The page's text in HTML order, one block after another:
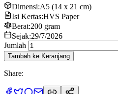
Dimensi:A5 (14 x 21 cm)
Isi Kertas:HVS Paper
Berat:200 gram
Sejak:29/7/2026
Jumlah
Tambah ke Keranjang
Share: